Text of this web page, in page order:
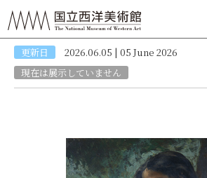
更新日
2026.06.05 | 05 June 2026
現在は展示していません